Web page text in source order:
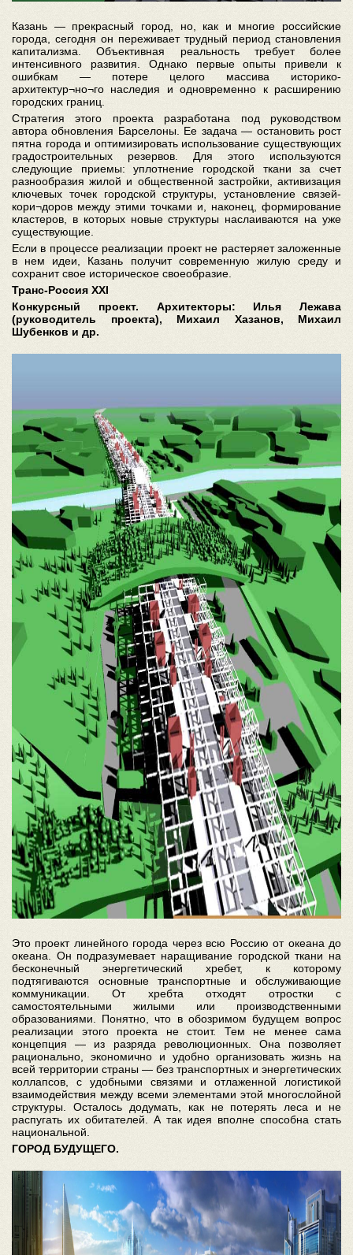
Казань — прекрасный город, но, как и многие российские
города, сегодня он переживает трудный период становления
капитализма. Объективная реальность требует более
интенсивного развития. Однако первые опыты привели к
ошибкам — потере целого массива историко-
архитектур¬но¬го наследия и одновременно к расширению
городских границ.
Стратегия этого проекта разработана под руководством
автора обновления Барселоны. Ее задача — остановить рост
пятна города и оптимизировать использование существующих
градостроительных резервов. Для этого используются
следующие приемы: уплотнение городской ткани за счет
разнообразия жилой и общественной застройки, активизация
ключевых точек городской структуры, установление связей-
кори¬доров между этими точками и, наконец, формирование
кластеров, в которых новые структуры наслаиваются на уже
существующие.
Если в процессе реализации проект не растеряет заложенные
в нем идеи, Казань получит современную жилую среду и
сохранит свое историческое своеобразие.
Транс-Россия ХХI
Конкурсный проект. Архитекторы: Илья Лежава
(руководитель проекта), Михаил Хазанов, Михаил
Шубенков и др.
Это проект линейного города через всю Россию от океана до
океана. Он подразумевает наращивание городской ткани на
бесконечный энергетический хребет, к которому
подтягиваются основные транспортные и обслуживающие
коммуникации. От хребта отходят отростки с
самостоятельными жилыми или производственными
образованиями. Понятно, что в обозримом будущем вопрос
реализации этого проекта не стоит. Тем не менее сама
концепция — из разряда революционных. Она позволяет
рационально, экономично и удобно организовать жизнь на
всей территории страны — без транспортных и энергетических
коллапсов, с удобными связями и отлаженной логистикой
взаимодействия между всеми элементами этой многослойной
структуры. Осталось додумать, как не потерять леса и не
распугать их обитателей. А так идея вполне способна стать
национальной.
ГОРОД БУДУЩЕГО.